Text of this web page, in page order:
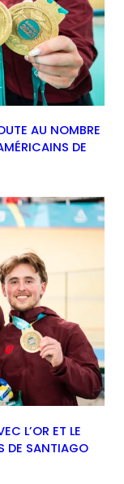
AU NOMBRE
DE
L’OR ET LE
DE SANTIAGO